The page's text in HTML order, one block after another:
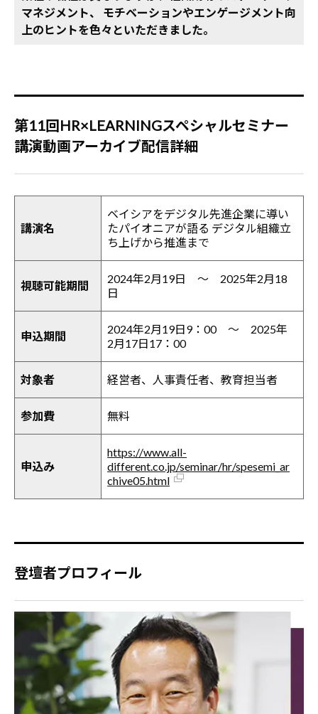
マネジメント、
モチベーションやエンゲージメント向
上のヒントを色々といただきました。
第11回HR×LEARNINGスペシャルセミナー
講演動画アーカイブ配信詳細
講演名
ベイシアをデジタル先進企業に導い
たパイオニアが語る デジタル組織立
ち上げから推進まで
視聴可能期間
2024年2月19日 ～ 2025年2月18
日
申込期間
2024年2月19日9：00 ～ 2025年
2月17日17：00
対象者 経営者、人事責任者、教育担当者
参加費 無料
申込み
https://www.all-
different.co.jp/seminar/hr/spesemi_ar
chive05.html
登壇者プロフィール